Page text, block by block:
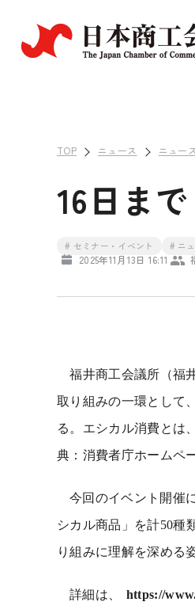
TOP ニュース ニュー
16日ま
# セミナー・イベント # ニ
2025年11月13日 16:11
福井商工会議所（福
取り組みの一環として、
る。エシカル消費とは
典：消費者庁ホームペ
今回のイベント開催
シカル商品」を計50種
り組みに理解を深める
詳細は、 https://